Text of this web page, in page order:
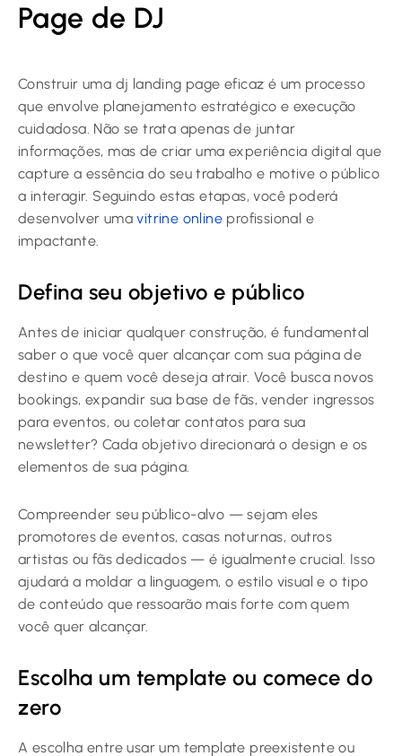
Page de DJ
Construir uma dj landing page eficaz é um processo
que envolve planejamento estratégico e execução
cuidadosa. Não se trata apenas de juntar
informações, mas de criar uma experiência digital que
capture a essência do seu trabalho e motive o público
a interagir. Seguindo estas etapas, você poderá
desenvolver umavitrine online profissional e
impactante.
Defina seu objetivo e público
Antes de iniciar qualquer construção, é fundamental
saber o que você quer alcançar com sua página de
destino e quem você deseja atrair. Você busca novos
bookings, expandir sua base de fãs, vender ingressos
para eventos, ou coletar contatos para sua
newsletter? Cada objetivo direcionará o design e os
elementos de sua página.
Compreender seu público-alvo — sejam eles
promotores de eventos, casas noturnas, outros
artistas ou fãs dedicados — é igualmente crucial. Isso
ajudará a moldar a linguagem, o estilo visual e o tipo
de conteúdo que ressoarão mais forte com quem
você quer alcançar.
Escolha um template ou comece do
zero
A escolha entre usar um template preexistente ou